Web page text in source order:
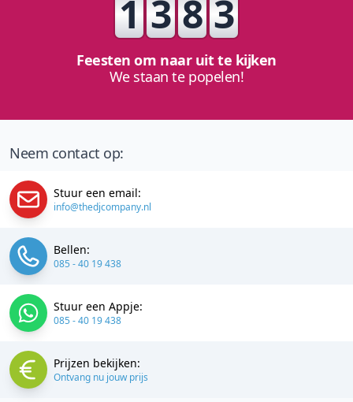
1 3 8 3
Feesten om naar uit te kijken
We staan te popelen!
Neem contact op:
Stuur een email:
info@thedjcompany.nl
Bellen:
085 - 40 19 438
Stuur een Appje:
085 - 40 19 438
Prijzen bekijken:
Ontvang nu jouw prijs